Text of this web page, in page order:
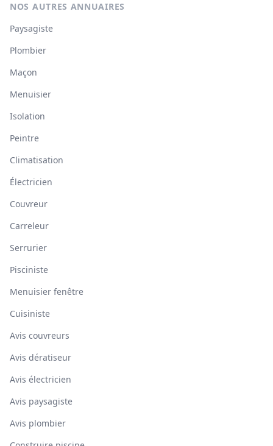
NOS AUTRES ANNUAIRES
Paysagiste
Plombier
Maçon
Menuisier
Isolation
Peintre
Climatisation
Électricien
Couvreur
Carreleur
Serrurier
Pisciniste
Menuisier fenêtre
Cuisiniste
Avis couvreurs
Avis dératiseur
Avis électricien
Avis paysagiste
Avis plombier